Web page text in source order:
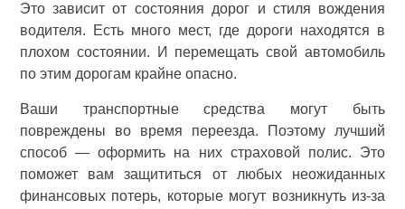
Это зависит от состояния дорог и стиля вождения
водителя. Есть много мест, где дороги находятся в
плохом состоянии. И перемещать свой автомобиль
по этим дорогам крайне опасно.
Ваши транспортные средства могут быть
повреждены во время переезда. Поэтому лучший
способ — оформить на них страховой полис. Это
поможет вам защититься от любых неожиданных
финансовых потерь, которые могут возникнуть из-за